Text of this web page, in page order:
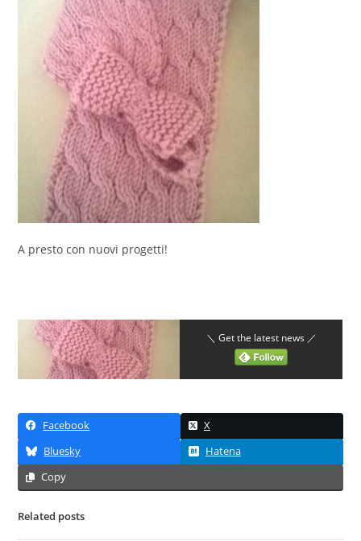
A presto con nuovi progetti!
＼ Get the latest news ／
Facebook
X
Bluesky
Hatena
Copy
Related posts